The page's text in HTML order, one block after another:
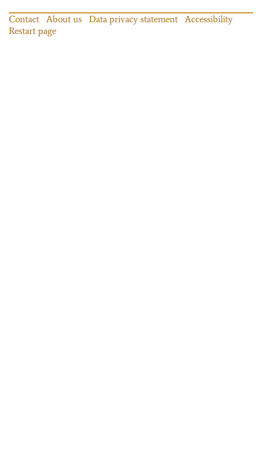
Contact About us Data privacy statement
Accessibility
Restart page